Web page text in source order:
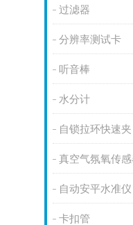
过滤器
分辨率测试卡
听音棒
水分计
自锁拉环快速夹
真空气氛氧传感
自动安平水准仪
卡扣管